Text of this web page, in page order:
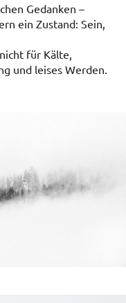
Gedanken –
ein Zustand: Sein,
für Kälte,
und leises Werden.